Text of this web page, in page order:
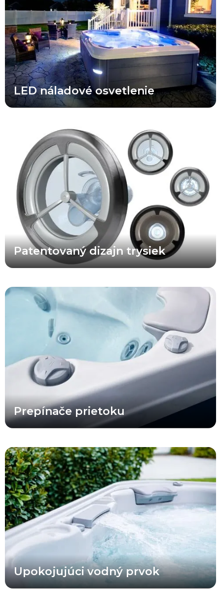
LED náladové osvetlenie
osvetlenie, osvetlenie vodopádu, osvetlenie krčných trysiek,
vonkajšie osvetlenie a prémiový balík vnútorného osvetlenia
dostupný v rámci výbavy Select Trim Package.
Patentovaný dizajn trysiek
Jedinečný a patentovaný dizajn všetkých nových trysiek X Series®
odlišuje túto sériu od konkurencie. Takmer všetci konkurenti v
tejto cenovej kategórii ponúkajú rovnaké sériovo vyrábané trysky s
nezaujímavým dizajnom a priemernou funkčnosťou. Trysky X
Series® prinášajú prémiový vzhľad a špičkový výkon za cenu, ktorá
je výrazne nižšia než pri porovnateľných vírivkách strednej a
prémiovej triedy.
Prepínače prietoku
Rozvody X Series® zostávajú jedným z najefektívnejších riešení
spomedzi všetkých konvenčných radov víriviek a umožňujú
všetkým používateľom vychutnať si príjemný masážny zážitok
súčasne. Pridaním prepínacích ventilov prietoku do víriviek X
Series® však teraz môže používateľ výrazne zvýšiť tlak v
konkrétnej časti vírivky a dopriať si skutočne silnú a intenzívnu
hydromasáž.
Upokojujúci vodný prvok
Vodný prvok vo vírivkách X Series® ponúka farebne zladené
dizajnové prvky, podsvietenie, integráciu do skeletu vírivky a
prakticky umiestnený ventil na zapnutie, vypnutie a reguláciu
prietoku vody.